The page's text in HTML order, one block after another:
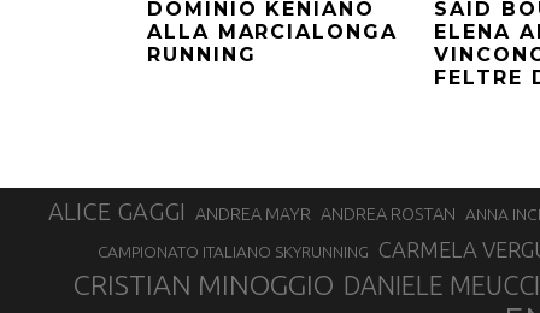
DOMINIO KENIANO
ALLA MARCIALONGA
RUNNING
SAID
ELENA
FELTRE
ALICE GAGGI ANDREA MAYR ANDREA ROSTAN ANNA
CAMPIONATO ITALIANO SKYRUNNING CARMELA
CRISTIAN MINOGGIO DANIELE MEUCCI